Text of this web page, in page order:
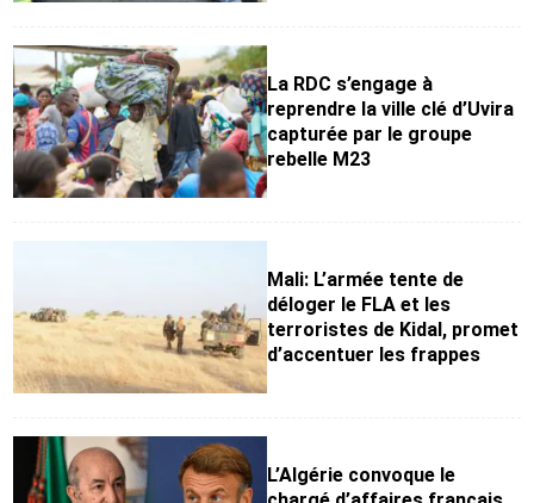
La RDC s’engage à
reprendre la ville clé d’Uvira
capturée par le groupe
rebelle M23
Mali: L’armée tente de
déloger le FLA et les
terroristes de Kidal, promet
d’accentuer les frappes
L’Algérie convoque le